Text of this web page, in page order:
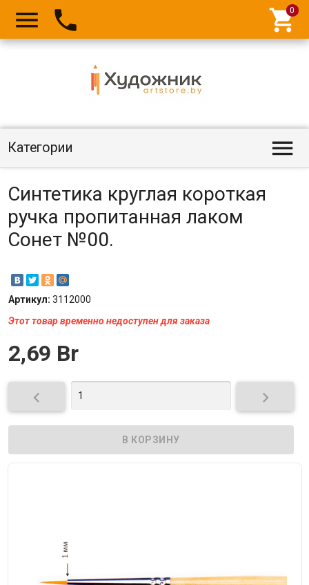
  
Категории 
Синтетика круглая короткая
ручка пропитанная лаком
Сонет №00.
Артикул: 3112000
Этот товар временно недоступен для заказа
2,69 Br
 